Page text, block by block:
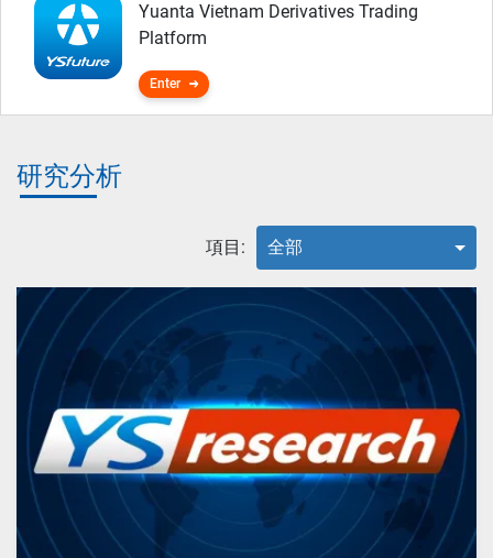
Yuanta Vietnam Derivatives Trading
Platform
Enter
研究分析
項目: 全部